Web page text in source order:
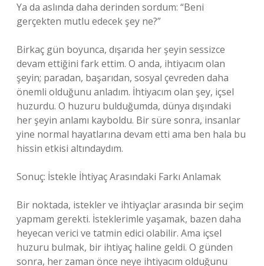
Ya da aslında daha derinden sordum: “Beni
gerçekten mutlu edecek şey ne?”
Birkaç gün boyunca, dışarıda her şeyin sessizce
devam ettiğini fark ettim. O anda, ihtiyacım olan
şeyin; paradan, başarıdan, sosyal çevreden daha
önemli olduğunu anladım. İhtiyacım olan şey, içsel
huzurdu. O huzuru bulduğumda, dünya dışındaki
her şeyin anlamı kayboldu. Bir süre sonra, insanlar
yine normal hayatlarına devam etti ama ben hala bu
hissin etkisi altındaydım.
Sonuç: İstekle İhtiyaç Arasındaki Farkı Anlamak
Bir noktada, istekler ve ihtiyaçlar arasında bir seçim
yapmam gerekti. İsteklerimle yaşamak, bazen daha
heyecan verici ve tatmin edici olabilir. Ama içsel
huzuru bulmak, bir ihtiyaç haline geldi. O günden
sonra, her zaman önce neye ihtiyacım olduğunu